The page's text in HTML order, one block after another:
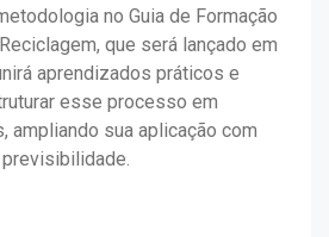
no Guia de Formação
que será lançado em
aprendizados práticos e
esse processo em
ampliando sua aplicação com